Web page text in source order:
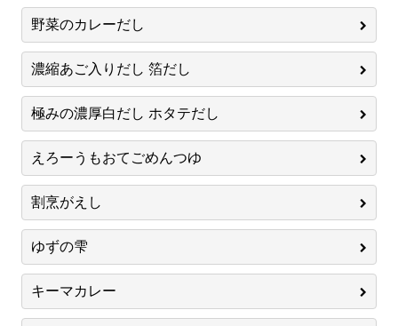
野菜のカレーだし
濃縮あご入りだし 箔だし
極みの濃厚白だし ホタテだし
えろーうもおてごめんつゆ
割烹がえし
ゆずの雫
キーマカレー